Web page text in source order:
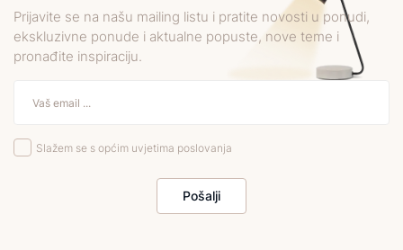
Prijavite se na našu mailing listu i pratite novosti u ponudi,
ekskluzivne ponude i aktualne popuste, nove teme i
pronađite inspiraciju.
Slažem se s općim uvjetima poslovanja
Pošalji